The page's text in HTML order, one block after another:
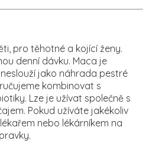
pro těhotné a kojící ženy.
denní dávku. Maca je
jako náhrada pestré
kombinovat s
Lze je užívat společně s
Pokud užíváte jakékoliv
nebo lékárníkem na